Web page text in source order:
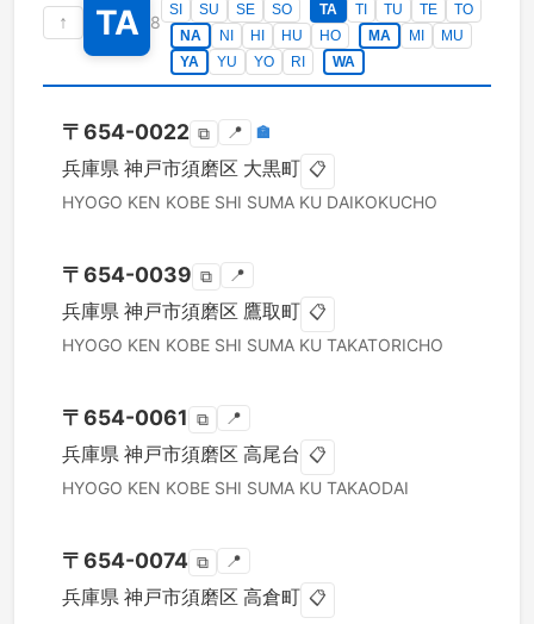
↑ TA 8
SI
SU SE SO TA TI TU TE
TO
NA
NI HI HU HO MA MI
MU
YA
YU YO RI WA
〒654-0022 ⧉ 📍 🏣
兵庫県 神戸市須磨区 大黒町 📋
HYOGO KEN KOBE SHI SUMA KU DAIKOKUCHO
〒654-0039 ⧉ 📍
兵庫県 神戸市須磨区 鷹取町 📋
HYOGO KEN KOBE SHI SUMA KU TAKATORICHO
〒654-0061 ⧉ 📍
兵庫県 神戸市須磨区 高尾台 📋
HYOGO KEN KOBE SHI SUMA KU TAKAODAI
〒654-0074 ⧉ 📍
兵庫県 神戸市須磨区 高倉町 📋